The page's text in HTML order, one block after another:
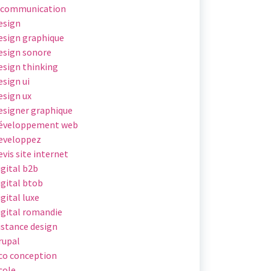
graphique
sonore
thinking
ui
ux
graphique
web
site internet
b2b
btob
luxe
romandie
design
conception